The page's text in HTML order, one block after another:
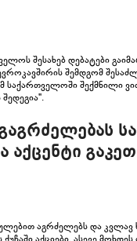
შესახებ დებატები
შემდგომ
საქართველოში შექმნილი
აქცენტი
აგრძელებს და კვლავ